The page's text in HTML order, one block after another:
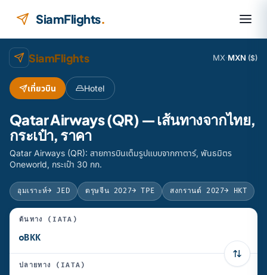
SiamFlights.
SiamFlights MX·MXN ($)
เที่ยวบิน Hotel
Qatar Airways (QR) — เส้นทางจากไทย,
กระเป๋า, ราคา
Qatar Airways (QR): สายการบินเต็มรูปแบบจากกาตาร์, พันธมิตร
Oneworld, กระเป๋า 30 กก.
อุมเราะห์→ JED ตรุษจีน 2027→ TPE สงกรานต์ 2027→ HKT
ต้นทาง (IATA)
ปลายทาง (IATA)